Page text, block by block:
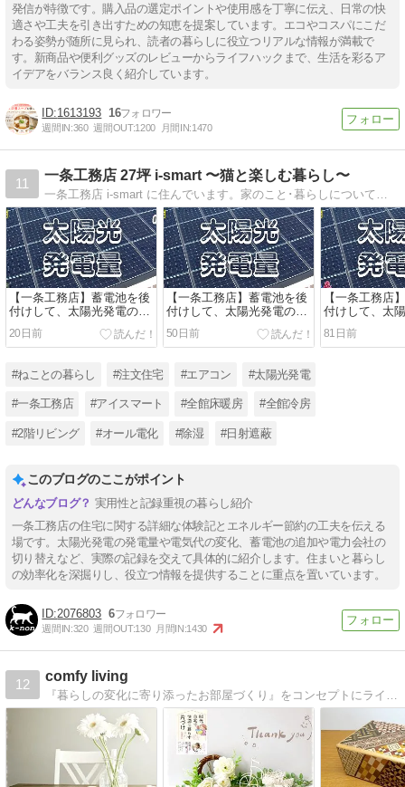
発信が特徴です。購入品の選定ポイントや使用感を丁寧に伝え、日常の快
適さや工夫を引き出すための知恵を提案しています。エコやコスパにこだ
わる姿勢が随所に見られ、読者の暮らしに役立つリアルな情報が満載で
す。新商品や便利グッズのレビューからライフハックまで、生活を彩るア
イデアをバランス良く紹介しています。
1613193 16
週間IN:360 週間OUT:1200 月間IN:1470
11
一条工務店 27坪 i-smart 〜猫と楽しむ暮らし〜
一条工務店 i-smart に住んでいます。家のこと･暮らしについて夫婦で発信しています。｜27坪 コンパクトハウス｜2階リビング｜うるケア｜太陽光搭載・蓄電池なし｜猫2匹｜コストコ･無印良品が好きです｜
【一条工務店】蓄電池を後
付けして、太陽光発電の変
化をレポート｜2026年5月
期｜
20日前
【一条工務店】蓄電池を後
付けして、太陽光発電の変
化をレポート｜2026年4月
期｜
50日前
【一条工務店
付けして、太
化をレポート
期｜
81日前
#ねことの暮らし #注文住宅 #エアコン #太陽光発電
#一条工務店 #アイスマート #全館床暖房 #全館冷房
#2階リビング #オール電化 #除湿 #日射遮蔽
このブログのここがポイント
実用性と記録重視の暮らし紹介
一条工務店の住宅に関する詳細な体験記とエネルギー節約の工夫を伝える
場です。太陽光発電の発電量や電気代の変化、蓄電池の追加や電力会社の
切り替えなど、実際の記録を交えて具体的に紹介します。住まいと暮らし
の効率化を深掘りし、役立つ情報を提供することに重点を置いています。
2076803 6
週間IN:320 週間OUT:130 月間IN:1430
12
comfy living
『暮らしの変化に寄り添ったお部屋づくり』をコンセプトにライフスタイルに合わせた、自分らしく素敵に心地よい暮らしのお手伝いをさせて頂いてます。